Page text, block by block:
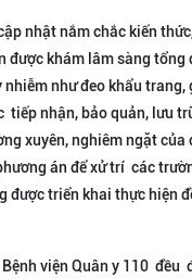
nhật nắm chắc kiến
được khám lâm sàng tổng
như đeo khẩu
nhận, bảo quản, lưu
xuyên, nghiêm ngặt của
án để xử trí các
được triển khai thực hiện
viện Quân y 110 đều